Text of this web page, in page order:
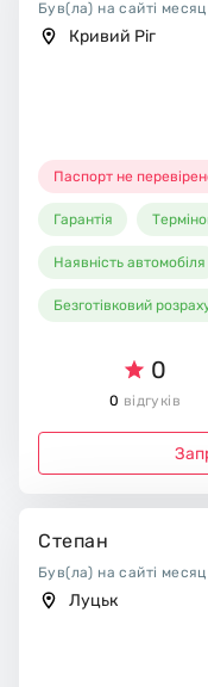
Був(ла) на сайті
Кривий Ріг
Паспорт не
Гарантія
Наявність автомобіля
Безготівковий
0
0 відгуків
Степан
Був(ла) на сайті
Луцьк